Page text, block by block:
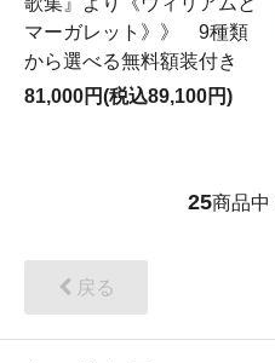
マーガレット》》 9種類
から選べる無料額装付き
81,000円(税込89,100円)
25商品中
戻る